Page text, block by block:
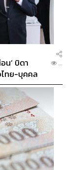
ซอร์เบียวัย 37
อาจเป็นครั้ง
จะครองมือ 1
ดในหน้า
ซียนของเขา
ง คือการคว้า
นจึงทำให้
และหากเขา
ที
’ บิดา
ไทย-บุคคล
...